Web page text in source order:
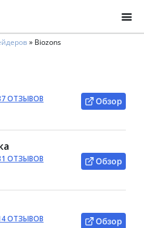
» Biozons
ОТЗЫВОВ
Обзор
ОТЗЫВОВ
Обзор
ОТЗЫВОВ
Обзор